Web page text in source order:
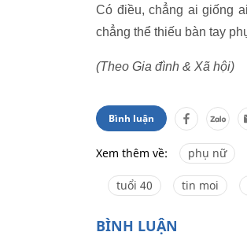
Có điều, chẳng ai giống
chẳng thể thiếu bàn tay
(Theo Gia đình & Xã hội)
Bình luận
Xem thêm về: phụ nữ
tuổi 40 tin moi